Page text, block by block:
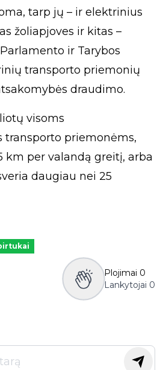
tarp jų – ir elektrinius
žoliapjoves ir kitas –
ir Tarybos
transporto priemonių
draudimo.
visoms
transporto priemonėms,
km per valandą greitį, arba
daugiau nei 25
Plojimai 0
Lankytojai 0